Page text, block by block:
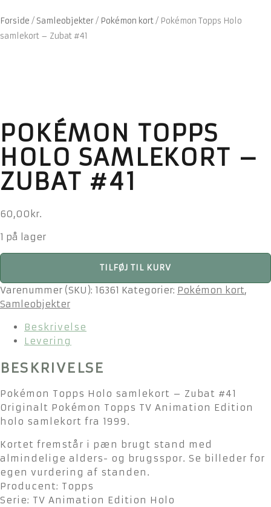
Forside / Samleobjekter/ Pokémon kort/ Pokémon Topps Holo
samlekort – Zubat #41
POKÉMON TOPPS
HOLO SAMLEKORT –
ZUBAT #41
60,00 kr.
1 på lager
Pokémon
Holo
samlekort
Zubat
#41
TILFØJ TIL KURV
Varenummer (SKU): 16361 Kategorier: Pokémon kort,
Samleobjekter
Beskrivelse
Levering
BESKRIVELSE
Pokémon Topps Holo samlekort – Zubat #41
Originalt Pokémon Topps TV Animation Edition
holo samlekort fra 1999.
Kortet fremstår i pæn brugt stand med
almindelige alders- og brugsspor. Se billeder for
egen vurdering af standen.
Producent: Topps
Serie: TV Animation Edition Holo